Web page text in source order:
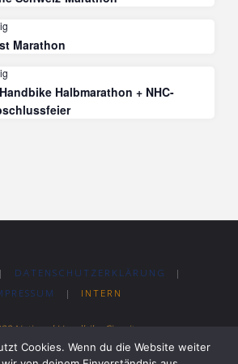
Marathon
Halbmarathon + NHC-
| DATENSCHUTZERKLÄRUNG
|
| INTERN
National Handbike Circuit
Cookies. Wenn du die Website weiter